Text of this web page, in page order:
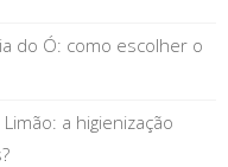
do Ó: como escolher o
a higienização